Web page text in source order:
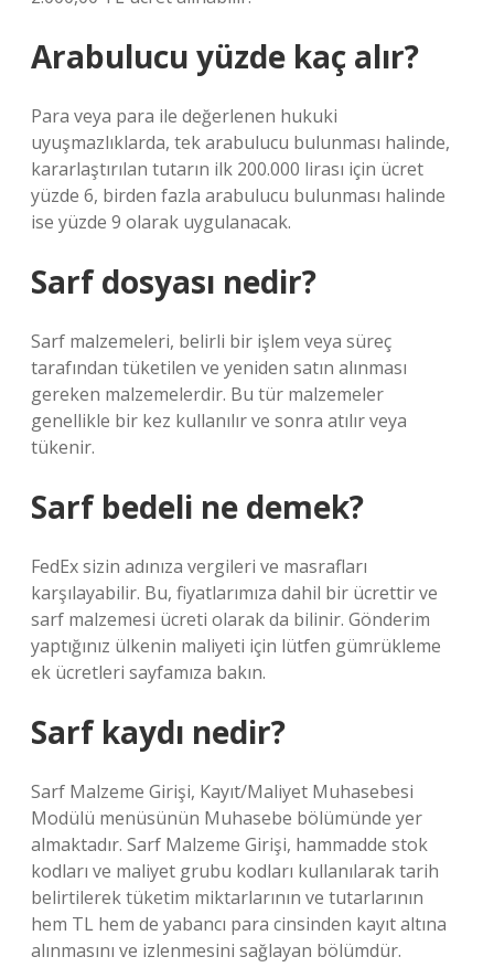
Arabulucu yüzde kaç alır?
Para veya para ile değerlenen hukuki
uyuşmazlıklarda, tek arabulucu bulunması halinde,
kararlaştırılan tutarın ilk 200.000 lirası için ücret
yüzde 6, birden fazla arabulucu bulunması halinde
ise yüzde 9 olarak uygulanacak.
Sarf dosyası nedir?
Sarf malzemeleri, belirli bir işlem veya süreç
tarafından tüketilen ve yeniden satın alınması
gereken malzemelerdir. Bu tür malzemeler
genellikle bir kez kullanılır ve sonra atılır veya
tükenir.
Sarf bedeli ne demek?
FedEx sizin adınıza vergileri ve masrafları
karşılayabilir. Bu, fiyatlarımıza dahil bir ücrettir ve
sarf malzemesi ücreti olarak da bilinir. Gönderim
yaptığınız ülkenin maliyeti için lütfen gümrükleme
ek ücretleri sayfamıza bakın.
Sarf kaydı nedir?
Sarf Malzeme Girişi, Kayıt/Maliyet Muhasebesi
Modülü menüsünün Muhasebe bölümünde yer
almaktadır. Sarf Malzeme Girişi, hammadde stok
kodları ve maliyet grubu kodları kullanılarak tarih
belirtilerek tüketim miktarlarının ve tutarlarının
hem TL hem de yabancı para cinsinden kayıt altına
alınmasını ve izlenmesini sağlayan bölümdür.